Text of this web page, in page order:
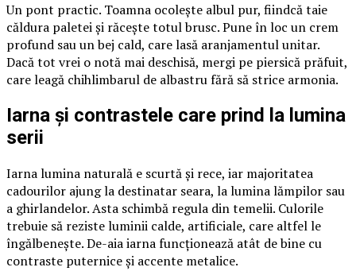
Un pont practic. Toamna ocolește albul pur, fiindcă taie
căldura paletei și răcește totul brusc. Pune în loc un crem
profund sau un bej cald, care lasă aranjamentul unitar.
Dacă tot vrei o notă mai deschisă, mergi pe piersică prăfuit,
care leagă chihlimbarul de albastru fără să strice armonia.
Iarna și contrastele care prind la lumina
serii
Iarna lumina naturală e scurtă și rece, iar majoritatea
cadourilor ajung la destinatar seara, la lumina lămpilor sau
a ghirlandelor. Asta schimbă regula din temelii. Culorile
trebuie să reziste luminii calde, artificiale, care altfel le
îngălbenește. De-aia iarna funcționează atât de bine cu
contraste puternice și accente metalice.